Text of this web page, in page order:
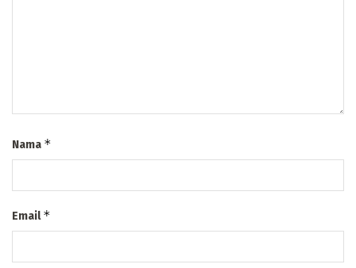
Nama *
Email*